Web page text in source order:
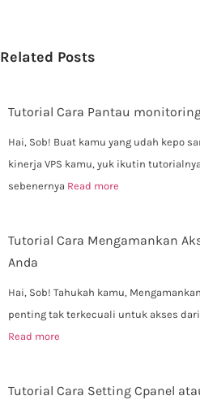
Related Posts
Tutorial Cara Pantau
Hai, Sob! Buat kamu yang udah kepo
kinerja VPS kamu, yuk ikutin
sebenernya Read more
Tutorial Cara Mengamankan
Anda
Hai, Sob! Tahukah kamu,
penting tak terkecuali untuk akses dari
Read more
Tutorial Cara Setting Cpanel